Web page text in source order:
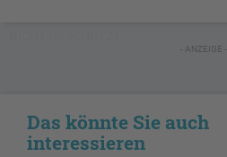
- ANZEIGE -
Das könnte Sie auch
interessieren